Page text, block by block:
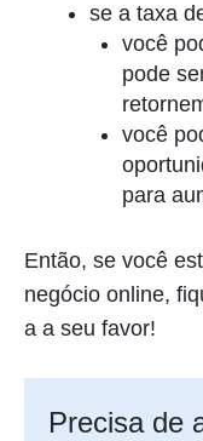
se a taxa
você
pode
você
para
Então, se você
negócio online,
a a seu favor!
Precisa de